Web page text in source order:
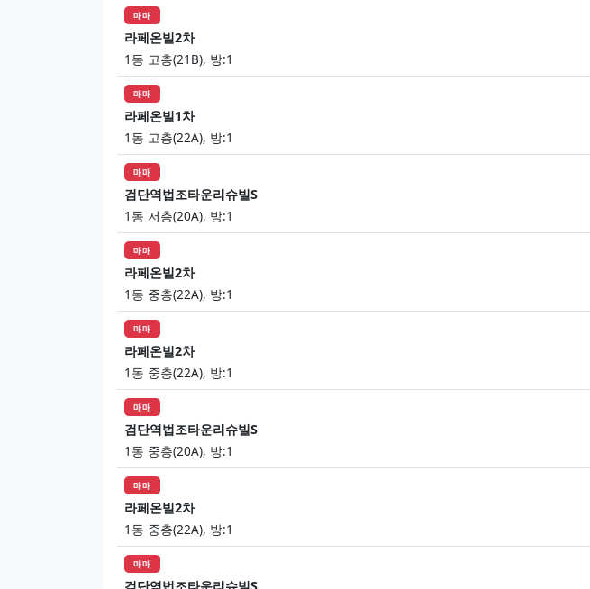
매매
라페온빌2차
1동 고층(21B), 방:1
매매
라페온빌1차
1동 고층(22A), 방:1
매매
검단역법조타운리슈빌S
1동 저층(20A), 방:1
매매
라페온빌2차
1동 중층(22A), 방:1
매매
라페온빌2차
1동 중층(22A), 방:1
매매
검단역법조타운리슈빌S
1동 중층(20A), 방:1
매매
라페온빌2차
1동 중층(22A), 방:1
매매
검단역법조타운리슈빌S